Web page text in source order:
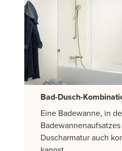
Bad-Dusch-
Eine Badewanne, in
Duscharmatur auch